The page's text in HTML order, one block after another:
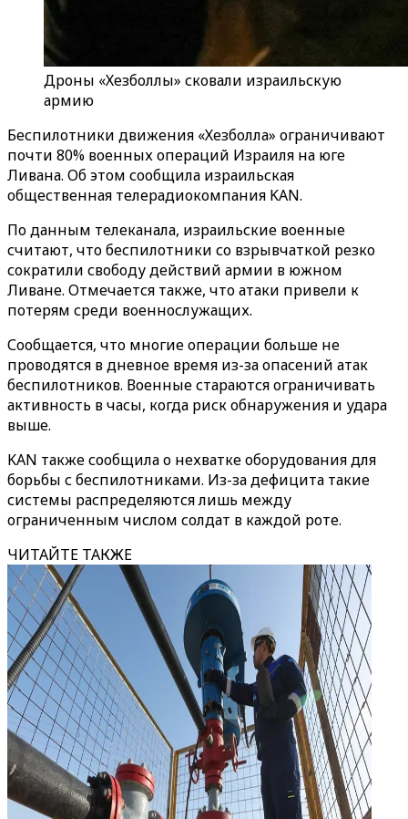
Дроны «Хезболлы» сковали израильскую
армию
Беспилотники движения «Хезболла» ограничивают
почти 80% военных операций Израиля на юге
Ливана. Об этом сообщила израильская
общественная телерадиокомпания KAN.
По данным телеканала, израильские военные
считают, что беспилотники со взрывчаткой резко
сократили свободу действий армии в южном
Ливане. Отмечается также, что атаки привели к
потерям среди военнослужащих.
Сообщается, что многие операции больше не
проводятся в дневное время из-за опасений атак
беспилотников. Военные стараются ограничивать
активность в часы, когда риск обнаружения и удара
выше.
KAN также сообщила о нехватке оборудования для
борьбы с беспилотниками. Из-за дефицита такие
системы распределяются лишь между
ограниченным числом солдат в каждой роте.
ЧИТАЙТЕ ТАКЖЕ